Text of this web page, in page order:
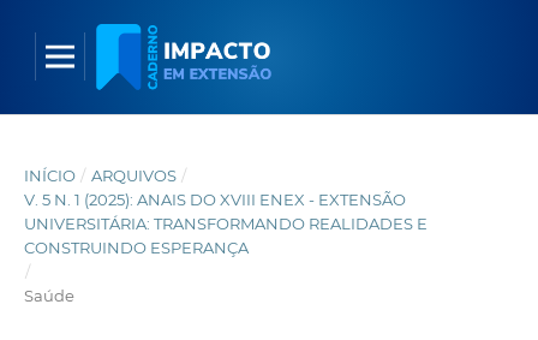
INÍCIO / ARQUIVOS /
V. 5 N. 1 (2025): ANAIS DO XVIII ENEX - EXTENSÃO
UNIVERSITÁRIA: TRANSFORMANDO REALIDADES E
CONSTRUINDO ESPERANÇA
/
Saúde